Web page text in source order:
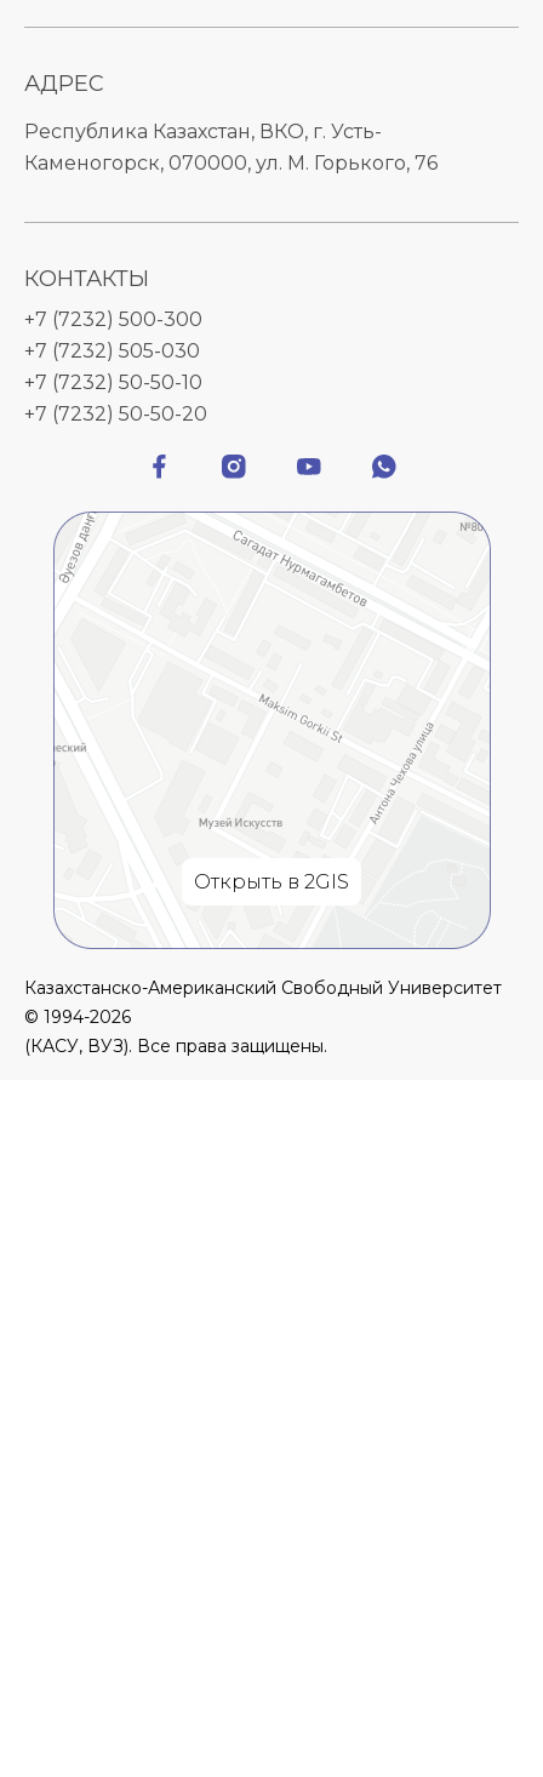
АДРЕС
Республика Казахстан, ВКО, г. Усть-
Каменогорск, 070000, ул. М. Горького, 76
КОНТАКТЫ
+7 (7232) 500-300
+7 (7232) 505-030
+7 (7232) 50-50-10
+7 (7232) 50-50-20
Открыть в 2GIS
Казахстанско-Американский Свободный Университет
© 1994-2026
(КАСУ, ВУЗ). Все права защищены.